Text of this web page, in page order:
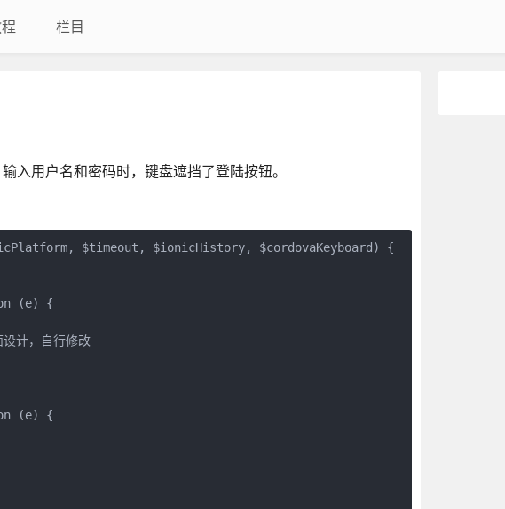
栏目
入用户名和密码时，键盘遮挡了登陆按钮。
$timeout, $ionicHistory, $cordovaKeyboard) {
(e) {
计，自行修改
(e) {